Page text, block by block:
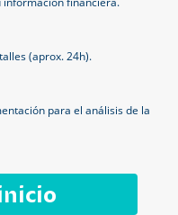
(aprox. 24h).
para el análisis de la